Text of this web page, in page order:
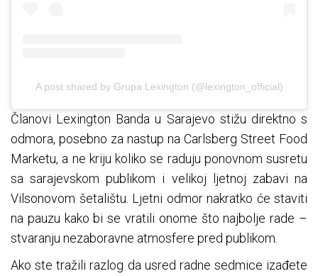
A post shared by Grupa Lexington (@lexington_official)
Članovi Lexington Banda u Sarajevo stižu direktno s
odmora, posebno za nastup na Carlsberg Street Food
Marketu, a ne kriju koliko se raduju ponovnom susretu
sa sarajevskom publikom i velikoj ljetnoj zabavi na
Vilsonovom šetalištu. Ljetni odmor nakratko će staviti
na pauzu kako bi se vratili onome što najbolje rade –
stvaranju nezaboravne atmosfere pred publikom.
Ako ste tražili razlog da usred radne sedmice izađete